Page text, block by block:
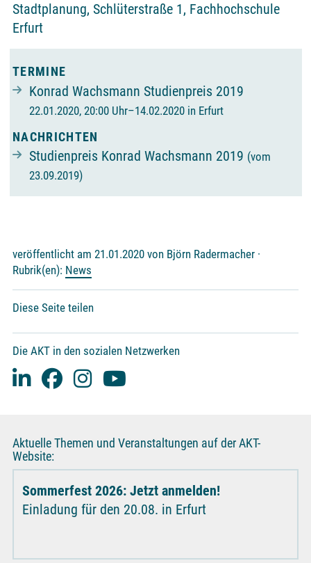
Stadtplanung, Schlüterstraße 1, Fachhochschule
Erfurt
TERMINE
Konrad Wachsmann Studienpreis 2019
22.01.2020, 20:00 Uhr–14.02.2020 in Erfurt
NACHRICHTEN
Studienpreis Konrad Wachsmann 2019 (vom
23.09.2019)
veröffentlicht am 21.01.2020 von Björn Radermacher ·
Rubrik(en): News
Diese Seite teilen
Die AKT in den sozialen Netzwerken
Aktuelle Themen und Veranstaltungen auf der AKT-
Website:
Sommerfest 2026: Jetzt anmelden!
Einladung für den 20.08. in Erfurt